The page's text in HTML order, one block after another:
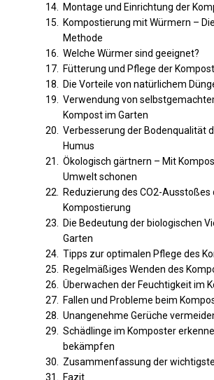
Montage und Einrichtung der
Kompostierung mit Würmern –
Methode
Welche Würmer sind geeignet?
Fütterung und Pflege der
Die Vorteile von natürlichem
Verwendung von
Kompost im Garten
Verbesserung der Bodenqualität
Humus
Ökologisch gärtnern – Mit
Umwelt schonen
Reduzierung des CO2-Ausstoßes
Kompostierung
Die Bedeutung der biologischen
Garten
Tipps zur optimalen Pflege des
Regelmäßiges Wenden des
Überwachen der Feuchtigkeit im
Fallen und Probleme beim
Unangenehme Gerüche
Schädlinge im Komposter
bekämpfen
Zusammenfassung der
Fazit